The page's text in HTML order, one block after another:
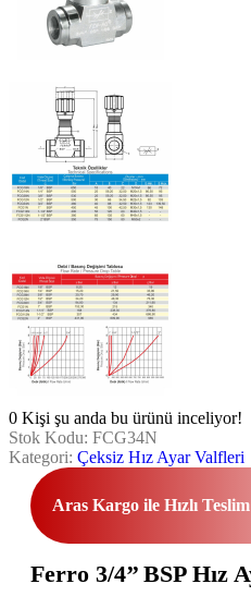
0 Kişi şu anda bu ürünü inceliyor!
Stok Kodu: FCG34N
Kategori: Çeksiz Hız Ayar Valfleri
Aras Kargo ile Hızlı Teslim
Ferro 3/4’’ BSP Hız